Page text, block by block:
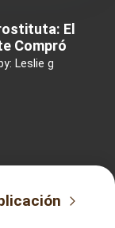
El
Compró
by: Leslie g